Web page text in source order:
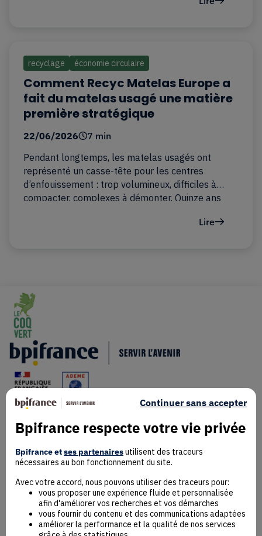
recyclage économie circulaire
Comment Recyc Matelas Europe a
fait du matelas usagé une matière
première stratégique
22/06/2026
7 min
Pendant longtemps, les matelas usagés ont
représenté un casse-tête pour les centres
d’enfouissement : trop volumineux, difficiles à
compacter, complexes à démonter. Quinze ans
Lire
Mentions Légales
Données personnelles
Contact
Bpifrance respecte votre vie privée
Bpifrance etses partenairesutilisent des traceurs
nécessaires au bon fonctionnement du site.
Avec votre accord, nous pouvons utiliser des traceurs pour:
vous proposer une expérience fluide et personnalisée
afin d'améliorer vos recherches et vos démarches
vous fournir du contenu et des communications adaptées
améliorer la performance et la qualité de nos services
Continuer sans accepter